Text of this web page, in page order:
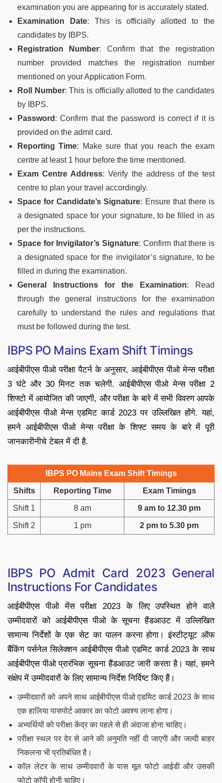
examination you are appearing for is accurately stated.
Examination Date: This is officially allotted to the
candidates by IBPS.
Registration Number: Confirm that the registration
number provided matches the registration number
mentioned on your Application Form.
Roll Number: This is officially allotted to the candidates
by IBPS.
Password : Confirm that the password is correct if it is
provided on the admit card.
Reporting Time: Make sure that you reach the exam
centre at least 1 hour before the time mentioned.
Exam Centre Address: Verify the address of the test
centre to plan your travel accordingly.
Space for Candidate’s Signature: Ensure that there is
a designated space for your signature, to be filled in as
per the instructions.
Space for Invigilator’s Signature: Confirm that there is
a designated space for the invigilator’s signature, to be
filled in during the examination.
General Instructions for the Examination: Read
through the general instructions for the examination
carefully to understand the rules and regulations that
must be followed during the test.
IBPS PO Mains Exam Shift Timings
आईबीपीएस पीओ परीक्षा पैटर्न के अनुसार, आईबीपीएस पीओ मेन्स परीक्षा
3 घंटे और 30 मिनट तक चलेगी. आईबीपीएस पीओ मेन्स परीक्षा 2
शिफ्टो में आयोजित की जाएगी, और परीक्षा के बारे में सभी विवरण आपके
आईबीपीएस पीओ मेन्स एडमिट कार्ड 2023 पर उल्लिखित होंगे. यहां,
हमने आईबीपीएस पीओ मेन्स परीक्षा के शिफ्ट समय के बारे में पूरी
जानकारीनीचे टेबल में दी है.
IBPS PO Mains Exam Shift Timings
Shifts Reporting Time Exam Timings
Shift 1 8 am 9 am to 12.30 pm
Shift 2 1 pm 2 pm to 5.30 pm
IBPS PO Admit Card 2023 General
Instructions For Candidates
आईबीपीएस पीओ मेंस परीक्षा 2023 के लिए उपस्थित होने वाले
उम्मीदवारों को आईबीपीएस पीओ के सूचना हैंडआउट में उल्लिखित
सामान्य निर्देशों के एक सेट का पालन करना होगा। इंस्टीट्यूट ऑफ
बैंकिंग पर्सनेल सिलेक्शन आईबीपीएस पीओ एडमिट कार्ड 2023 के साथ
आईबीपीएस पीओ प्रारंभिक सूचना हैंडआउट जारी करता है। यहां, हमने
संक्षेप में उम्मीदवारों के लिए सामान्य निर्देश निर्दिष्ट किए हैं।
उम्मीदवारों को अपने साथ आईबीपीएस पीओ एडमिट कार्ड 2023 के साथ
एक हालिया पासपोर्ट आकार का फोटो अवश्य लाना होगा।
अभ्यर्थियों को परीक्षा केंद्र का पहले से ही अंदाजा होना चाहिए।
परीक्षा स्थल पर देर से आने की अनुमति नहीं दी जाएगी और जल्दी बाहर
निकलना भी प्रतिबंधित है।
कॉल लेटर के साथ उम्मीदवारों के पास मूल फोटो आईडी और उसकी
फोटो कॉपी होनी चाहिए।